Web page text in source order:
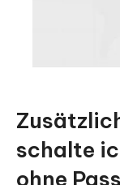
schalte
ohne